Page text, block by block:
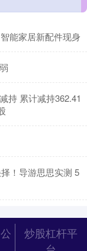
能家居新配件现身
持 累计减持362.41
！导游思思实测 5
炒股杠杆平